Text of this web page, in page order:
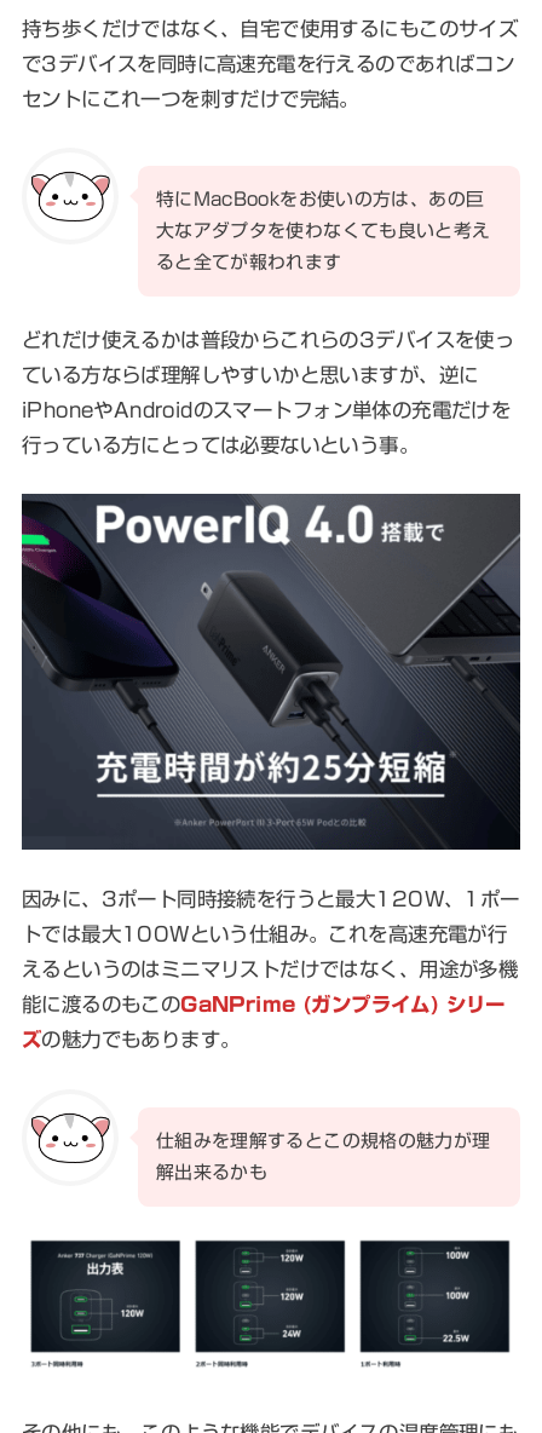
持ち歩くだけではなく、自宅で使用するにもこのサイズ
で3デバイスを同時に高速充電を行えるのであればコン
セントにこれ一つを刺すだけで完結。
特にMacBookをお使いの方は、あの巨
大なアダプタを使わなくても良いと考え
ると全てが報われます
どれだけ使えるかは普段からこれらの3デバイスを使っ
ている方ならば理解しやすいかと思いますが、逆に
iPhoneやAndroidのスマートフォン単体の充電だけを
行っている方にとっては必要ないという事。
因みに、3ポート同時接続を行うと最大120W、1ポー
トでは最大100Wという仕組み。これを高速充電が行
えるというのはミニマリストだけではなく、用途が多機
能に渡るのもこのGaNPrime (ガンプライム) シリー
ズの魅力でもあります。
仕組みを理解するとこの規格の魅力が理
解出来るかも